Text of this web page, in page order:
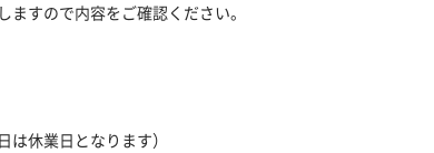
すので内容をご確認ください。
は休業日となります）